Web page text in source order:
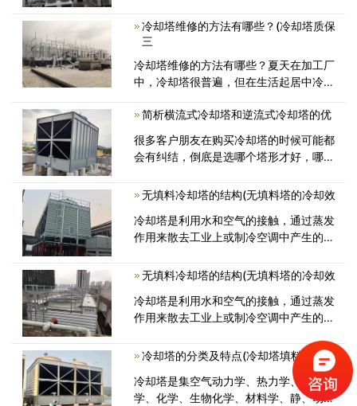
位置选择不当，可能会影响冷却塔的冷却
能力。1. 冷却塔应安装在清洁和通风良<
冷却塔维修的方法有哪些？(冷却塔质保
三
冷却塔维修的方法有哪些？夏天在加工厂
中，冷却塔很普遍，但在生活起居中冷却
却塔维修维护保养是十分必须的的。冷却
塔维修维护保养可以巨大地提升冷却塔<
简析横流式冷却塔和逆流式冷却塔的优
很多客户朋友在购买冷却塔的时候可能都
会有纠结，倒底是选哪个塔形才好，哪种
塔都是闭式冷却塔的一种，那么为什么在
<
无填料冷却塔的结构(无填料塔的冷却效
冷却塔是利用水和空气的接触，通过蒸发
作用来散去工业上或制冷空调中产生的废
无填料冷却塔的结构(无填料塔的冷却效
冷却塔是利用水和空气的接触，通过蒸发
作用来散去工业上或制冷空调中产生的废
冷却塔的分类及特点(冷却塔填料分类及
冷却塔是集空气动力学、热力学、流体
学、化学、生物化学、材料学、静、动态